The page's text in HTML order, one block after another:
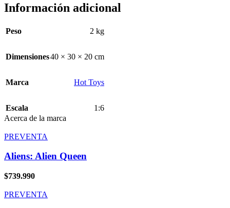
Información adicional
Peso 2 kg
Dimensiones40 × 30 × 20 cm
Marca Hot Toys
Escala
1:6
Acerca de la marca
PREVENTA
Aliens: Alien Queen
$739.990
PREVENTA